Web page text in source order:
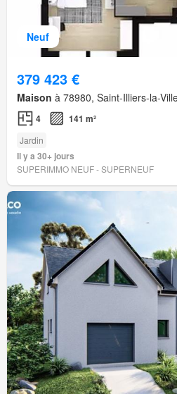
Neuf
379 423 €
Maison à 78980, Saint-Illiers-la-
4 141 m²
Jardin
Il y a 30+ jours
SUPERIMMO NEUF - SUPERNEUF